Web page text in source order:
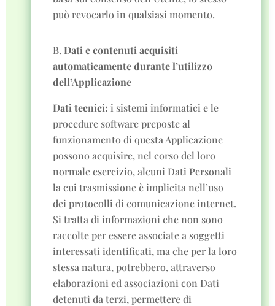
può revocarlo in qualsiasi momento.
B. Dati e contenuti acquisiti
automaticamente durante l’utilizzo
dell’Applicazione
Dati tecnici: i sistemi informatici e le
procedure software preposte al
funzionamento di questa Applicazione
possono acquisire, nel corso del loro
normale esercizio, alcuni Dati Personali
la cui trasmissione è implicita nell’uso
dei protocolli di comunicazione internet.
Si tratta di informazioni che non sono
raccolte per essere associate a soggetti
interessati identificati, ma che per la loro
stessa natura, potrebbero, attraverso
elaborazioni ed associazioni con Dati
detenuti da terzi, permettere di